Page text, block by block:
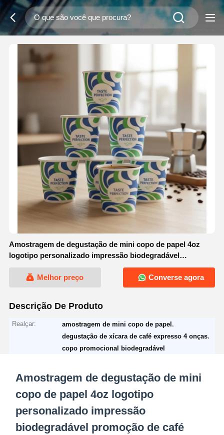
Amostragem de degustação de mini copo de papel 4oz
logotipo personalizado impressão biodegradável
Melhor preço
Converse agora
Descrição De Produto
Realçar: amostragem de mini copo de papel
degustação de xícara de café expresso 4 onças
copo promocional biodegradável
Amostragem de degustação de mini
copo de papel 4oz logotipo
personalizado impressão
biodegradável promoção de café